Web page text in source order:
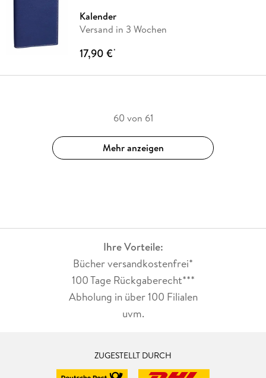
Kalender
Versand in 3 Wochen
17,90 €*
60 von 61
Mehr anzeigen
Ihre Vorteile:
Bücher versandkostenfrei*
100 Tage Rückgaberecht***
Abholung in über 100 Filialen
uvm.
ZUGESTELLT DURCH